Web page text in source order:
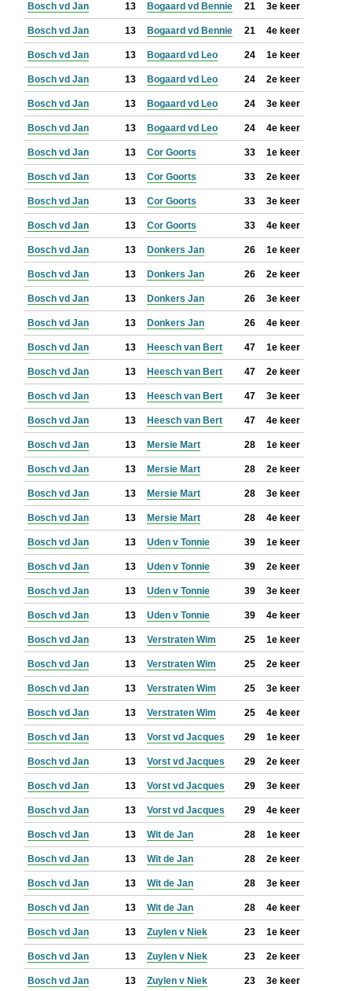
Bosch vd Jan 13 Bogaard vd Bennie 21 3e keer
Bosch vd Jan 13 Bogaard vd Bennie 21 4e keer
Bosch vd Jan 13 Bogaard vd Leo 24 1e keer
Bosch vd Jan 13 Bogaard vd Leo 24 2e keer
Bosch vd Jan 13 Bogaard vd Leo 24 3e keer
Bosch vd Jan 13 Bogaard vd Leo 24 4e keer
Bosch vd Jan 13 Cor Goorts 33 1e keer
Bosch vd Jan 13 Cor Goorts 33 2e keer
Bosch vd Jan 13 Cor Goorts 33 3e keer
Bosch vd Jan 13 Cor Goorts 33 4e keer
Bosch vd Jan 13 Donkers Jan 26 1e keer
Bosch vd Jan 13 Donkers Jan 26 2e keer
Bosch vd Jan 13 Donkers Jan 26 3e keer
Bosch vd Jan 13 Donkers Jan 26 4e keer
Bosch vd Jan 13 Heesch van Bert 47 1e keer
Bosch vd Jan 13 Heesch van Bert 47 2e keer
Bosch vd Jan 13 Heesch van Bert 47 3e keer
Bosch vd Jan 13 Heesch van Bert 47 4e keer
Bosch vd Jan 13 Mersie Mart 28 1e keer
Bosch vd Jan 13 Mersie Mart 28 2e keer
Bosch vd Jan 13 Mersie Mart 28 3e keer
Bosch vd Jan 13 Mersie Mart 28 4e keer
Bosch vd Jan 13 Uden v Tonnie 39 1e keer
Bosch vd Jan 13 Uden v Tonnie 39 2e keer
Bosch vd Jan 13 Uden v Tonnie 39 3e keer
Bosch vd Jan 13 Uden v Tonnie 39 4e keer
Bosch vd Jan 13 Verstraten Wim 25 1e keer
Bosch vd Jan 13 Verstraten Wim 25 2e keer
Bosch vd Jan 13 Verstraten Wim 25 3e keer
Bosch vd Jan 13 Verstraten Wim 25 4e keer
Bosch vd Jan 13 Vorst vd Jacques 29 1e keer
Bosch vd Jan 13 Vorst vd Jacques 29 2e keer
Bosch vd Jan 13 Vorst vd Jacques 29 3e keer
Bosch vd Jan 13 Vorst vd Jacques 29 4e keer
Bosch vd Jan 13 Wit de Jan 28 1e keer
Bosch vd Jan 13 Wit de Jan 28 2e keer
Bosch vd Jan 13 Wit de Jan 28 3e keer
Bosch vd Jan 13 Wit de Jan 28 4e keer
Bosch vd Jan 13 Zuylen v Niek 23 1e keer
Bosch vd Jan 13 Zuylen v Niek 23 2e keer
Bosch vd Jan 13 Zuylen v Niek 23 3e keer